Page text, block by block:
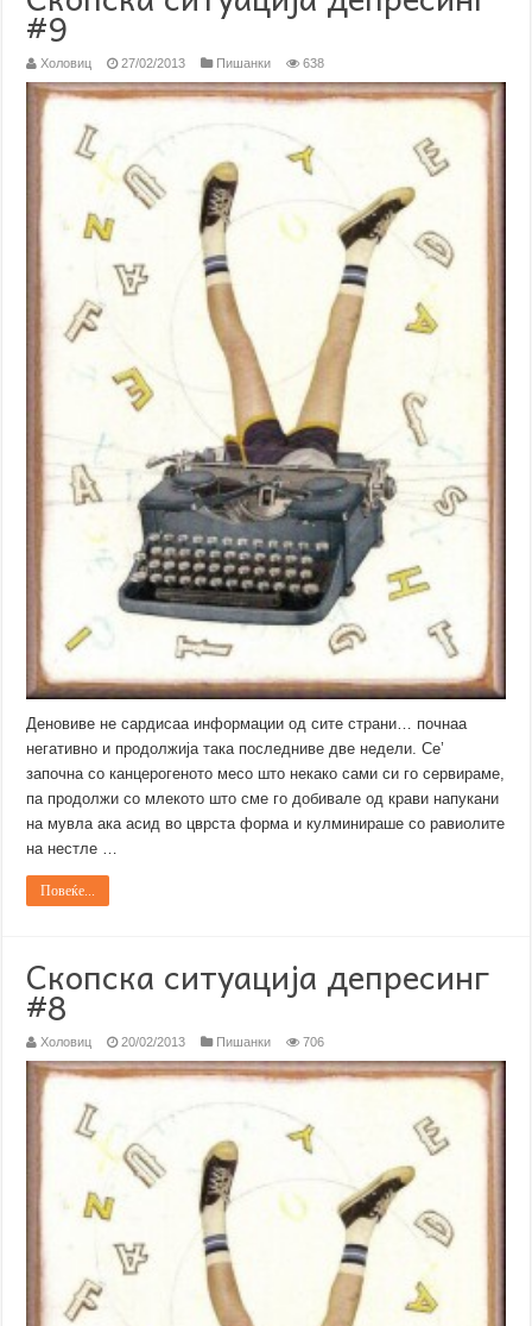
#9
Холовиц 27/02/2013 Пишанки 638
Деновиве не сардисаа информации од сите страни… почнаа
негативно и продолжија така последниве две недели. Се’
започна со канцерогеното месо што некако сами си го сервираме,
па продолжи со млекото што сме го добивале од крави напукани
на мувла ака асид во цврста форма и кулминираше со равиолите
на нестле …
Повеќе...
Скопска ситуација депресинг
#8
Холовиц 20/02/2013 Пишанки 706